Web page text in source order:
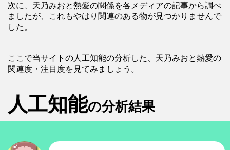
次に、天乃みおと熱愛の関係を各メディアの記事から調べ
ましたが、これもやはり関連のある物が見つかりませんで
した。
ここで当サイトの人工知能の分析した、天乃みおと熱愛の
関連度・注目度を見てみましょう。
人工知能の分析結果